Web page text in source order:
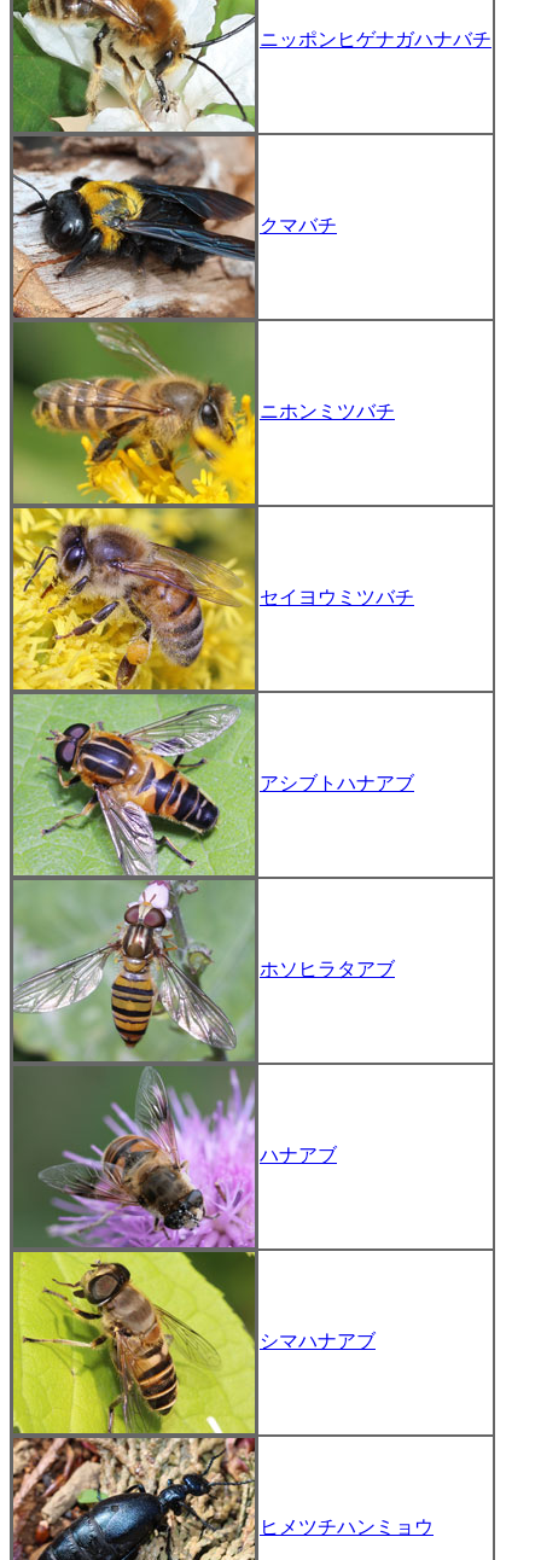
ニッポンヒゲナガハナバチ
クマバチ
ニホンミツバチ
セイヨウミツバチ
アシブトハナアブ
ホソヒラタアブ
ハナアブ
シマハナアブ
ヒメツチハンミョウ